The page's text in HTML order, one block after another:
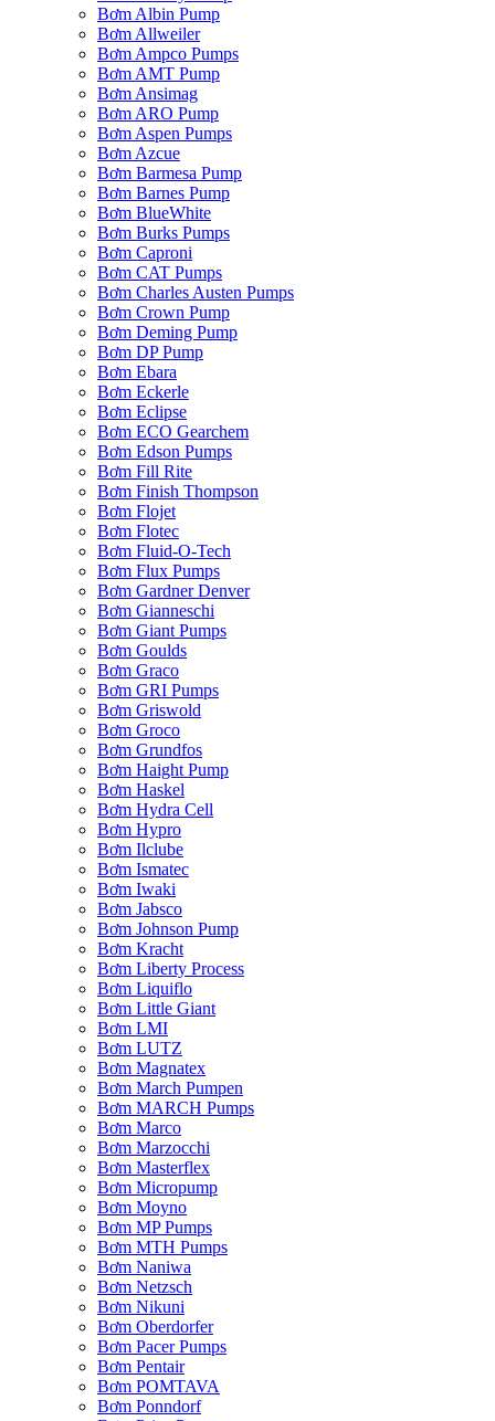
Bơm Albin Pump
Bơm Allweiler
Bơm Ampco Pumps
Bơm AMT Pump
Bơm Ansimag
Bơm ARO Pump
Bơm Aspen Pumps
Bơm Azcue
Bơm Barmesa Pump
Bơm Barnes Pump
Bơm BlueWhite
Bơm Burks Pumps
Bơm Caproni
Bơm CAT Pumps
Bơm Charles Austen Pumps
Bơm Crown Pump
Bơm Deming Pump
Bơm DP Pump
Bơm Ebara
Bơm Eckerle
Bơm Eclipse
Bơm ECO Gearchem
Bơm Edson Pumps
Bơm Fill Rite
Bơm Finish Thompson
Bơm Flojet
Bơm Flotec
Bơm Fluid-O-Tech
Bơm Flux Pumps
Bơm Gardner Denver
Bơm Gianneschi
Bơm Giant Pumps
Bơm Goulds
Bơm Graco
Bơm GRI Pumps
Bơm Griswold
Bơm Groco
Bơm Grundfos
Bơm Haight Pump
Bơm Haskel
Bơm Hydra Cell
Bơm Hypro
Bơm Ilclube
Bơm Ismatec
Bơm Iwaki
Bơm Jabsco
Bơm Johnson Pump
Bơm Kracht
Bơm Liberty Process
Bơm Liquiflo
Bơm Little Giant
Bơm LMI
Bơm LUTZ
Bơm Magnatex
Bơm March Pumpen
Bơm MARCH Pumps
Bơm Marco
Bơm Marzocchi
Bơm Masterflex
Bơm Micropump
Bơm Moyno
Bơm MP Pumps
Bơm MTH Pumps
Bơm Naniwa
Bơm Netzsch
Bơm Nikuni
Bơm Oberdorfer
Bơm Pacer Pumps
Bơm Pentair
Bơm POMTAVA
Bơm Ponndorf